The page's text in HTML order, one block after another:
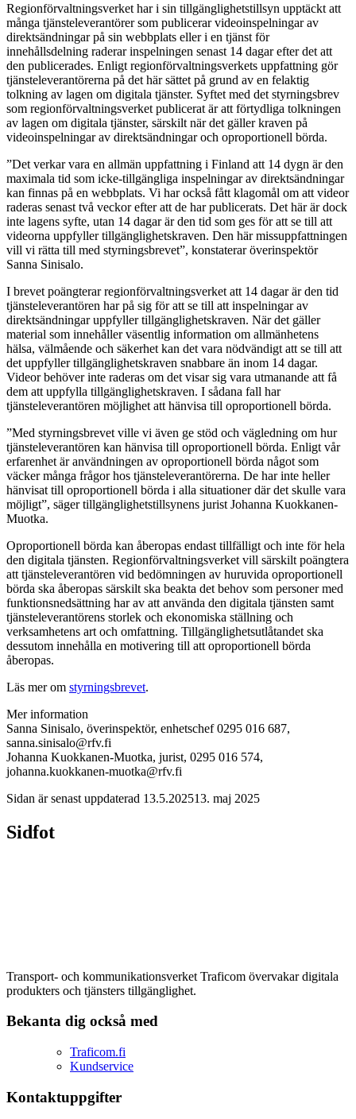
Regionförvaltningsverket har i sin tillgänglighetstillsyn upptäckt att
många tjänsteleverantörer som publicerar videoinspelningar av
direktsändningar på sin webbplats eller i en tjänst för
innehållsdelning raderar inspelningen senast 14 dagar efter det att
den publicerades. Enligt regionförvaltningsverkets uppfattning gör
tjänsteleverantörerna på det här sättet på grund av en felaktig
tolkning av lagen om digitala tjänster. Syftet med det styrningsbrev
som regionförvaltningsverket publicerat är att förtydliga tolkningen
av lagen om digitala tjänster, särskilt när det gäller kraven på
videoinspelningar av direktsändningar och oproportionell börda.
”Det verkar vara en allmän uppfattning i Finland att 14 dygn är den
maximala tid som icke-tillgängliga inspelningar av direktsändningar
kan finnas på en webbplats. Vi har också fått klagomål om att videor
raderas senast två veckor efter att de har publicerats. Det här är dock
inte lagens syfte, utan 14 dagar är den tid som ges för att se till att
videorna uppfyller tillgänglighetskraven. Den här missuppfattningen
vill vi rätta till med styrningsbrevet”, konstaterar överinspektör
Sanna Sinisalo.
I brevet poängterar regionförvaltningsverket att 14 dagar är den tid
tjänsteleverantören har på sig för att se till att inspelningar av
direktsändningar uppfyller tillgänglighetskraven. När det gäller
material som innehåller väsentlig information om allmänhetens
hälsa, välmående och säkerhet kan det vara nödvändigt att se till att
det uppfyller tillgänglighetskraven snabbare än inom 14 dagar.
Videor behöver inte raderas om det visar sig vara utmanande att få
dem att uppfylla tillgänglighetskraven. I sådana fall har
tjänsteleverantören möjlighet att hänvisa till oproportionell börda.
”Med styrningsbrevet ville vi även ge stöd och vägledning om hur
tjänsteleverantören kan hänvisa till oproportionell börda. Enligt vår
erfarenhet är användningen av oproportionell börda något som
väcker många frågor hos tjänsteleverantörerna. De har inte heller
hänvisat till oproportionell börda i alla situationer där det skulle vara
möjligt”, säger tillgänglighetstillsynens jurist Johanna Kuokkanen-
Muotka.
Oproportionell börda kan åberopas endast tillfälligt och inte för hela
den digitala tjänsten. Regionförvaltningsverket vill särskilt poängtera
att tjänsteleverantören vid bedömningen av huruvida oproportionell
börda ska åberopas särskilt ska beakta det behov som personer med
funktionsnedsättning har av att använda den digitala tjänsten samt
tjänsteleverantörens storlek och ekonomiska ställning och
verksamhetens art och omfattning. Tillgänglighetsutlåtandet ska
dessutom innehålla en motivering till att oproportionell börda
åberopas.
Läs mer om styrningsbrevet.
Mer information
Sanna Sinisalo, överinspektör, enhetschef 0295 016 687,
sanna.sinisalo@rfv.fi
Johanna Kuokkanen-Muotka, jurist, 0295 016 574,
johanna.kuokkanen-muotka@rfv.fi
Sidan är senast uppdaterad 13.5.202513. maj 2025
Sidfot
Transport- och kommunikationsverket Traficom övervakar digitala
produkters och tjänsters tillgänglighet.
Bekanta dig också med
Traficom.fi
Kundservice
Kontaktuppgifter